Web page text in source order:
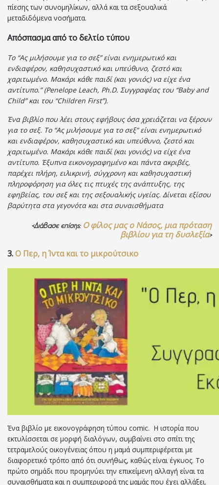
πίεσης των συνομηλίκων, αλλά και τα σεξουαλικά
μεταδιδόμενα νοσήματα.
Απόσπασμα από το δελτίο τύπου
Το “Ας μιλήσουμε για το σεξ” είναι ενημερωτικό και
ενδιαφέρον, καθησυχαστικό και υπεύθυνο, ζεστό και
χαριτωμένο. Μακάρι κάθε παιδί (και γονιός) να είχε ένα
αντίτυπο.” (Penelope Leach, Ph.D. Συγγραφέας του “Baby and
Child” και του “Children First”).
Ένα βιβλίο που λέει στους εφήβους όσα χρειάζεται να ξέρουν
για το σεξ. Το “Ας μιλήσουμε για το σεξ” είναι ενημερωτικό
και ενδιαφέρον, καθησυχαστικό και υπεύθυνο, ζεστό και
χαριτωμένο. Μακάρι κάθε παιδί (και γονιός) να είχε ένα
αντίτυπο. Έξυπνα εικονογραφημένο και πάντα ακριβές,
παρέχει πλήρη, ειλικρινή, σύγχρονη και καθησυχαστική
πληροφόρηση για όλες τις πτυχές της ανάπτυξης, της
εφηβείας, του σεξ και της σεξουαλικής υγείας. Δίνεται εξίσου
βαρύτητα στα γεγονότα και στα συναισθήματα
<Διάβασε επίσης: Ο φίλος μας ο Νάσος, μια πρόταση
βιβλίου για τη δυσλεξία>
3.Ο Περ, η Ίντα και το μικρούτσικο
Ένα βιβλίο με εικονογράφηση τύπου comic. Η ιστορία που
εκτυλίσσεται σε μορφή διαλόγων, συμβαίνει στο σπίτι της
τετραμελούς οικογένειας όπου η μαμά συμπεριφέρεται με
διαφορετικό τρόπο από ότι συνήθως, καθώς είναι έγκυος. Το
πρώτο σημάδι που προμηνύει την επικείμενη αλλαγή είναι τα
συναισθήματα και η συμπεριφορά της μαμάς που έχει αλλάξει.